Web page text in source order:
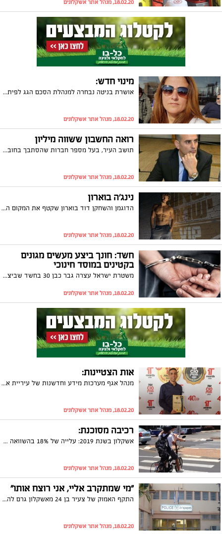
18.02.20, מנהל אתר אשקלונים
מינוי חדש:
אושרת בניטה נבחרה למנהלת הסכם הגג לפיתוח והתחדשות אשקלון. תהיה אחראית, בין היתר, על יישום הסכם הגג שנחתם באשקלון וגיבוש תכנית אסטרטגית לעיר ולמתחמים השונים
18.02.20, מנהל אתר אשקלונים
רואה החשבון ששווה מיליון
תושב העיר, בעל מספר חברות שהסתבך בחוב של למעלה מ 1.2 מיליון שקלים למס הכנסה, פנה לרואה החשבון יניב כהן. זה הסתיים עם חוב של כ-10 אלפים שקלים בלבד "הוא אמר לי שאחרי שנים של הסתתרות בזהויות בדויות סוף סוף הוא יכול להשתמש בשמו האמיתי", סיפר כהן השבוע
18.02.20, מנהל אתר אשקלונים
נינג'ה בוארון
הדוגמן והשחקן דוד בוארון שקטף את המקום השני המכובד בתחרות נינג'ה ישראל מדבר בריאיון ל"אשקלונים" על ההתרגשות, החיבוק שהוא מקבל מהתושבים ולא שוכח את העסק המשפחתי בו גדל
18.02.20, מנהל אתר אשקלונים
חשד: חונך ביצע מעשים מגונים
בקטינים במוסד חינוכי
משטרת ישראל עצרה גבר כבן 30 בחשד שביצע מעשים מגונים בקטינים מתחת לגיל 14 במוסד חינוכי באשקלון. החקירה בעיצומה
18.02.20, מנהל אתר אשקלונים
אות הצטיינות:
מנהל אגף מערכות מידע וחדשנות של עיריית אשקלון, בועז תנעמי, קיבל השבוע אות הצטיינות במסגרת IT Awards 2020 - תחרות מצטייני המחשוב בהפקת אנשים ומחשבים. מנימוקי הוועדה: "בועז הוא מוביל דיגיטלי שלקח אחריות על ביצוע הטרנספורמציה הדיגיטלית ברשות"
18.02.20, מנהל אתר אשקלונים
רכיבה מסוכנת:
אשקלון בשנת 2019: עלייה של 18% בהשוואה לשנה הקודמת במספר המאושפזים מתאונות אופניים וקורקינטים חשמליים
18.02.20, מנהל אתר אשקלונים
"מי שמתקרב אליי, אני רוצח אותו"
התקף האמוק של צעיר בן 24 מאשקלון גרם להרס רב בבניין מגוריו ברחוב שפירא, למעלית תקועה ולהתפרעות שנמשכה גם בניידת ובתחנת המשטרה
18.02.20, מנהל אתר אשקלונים